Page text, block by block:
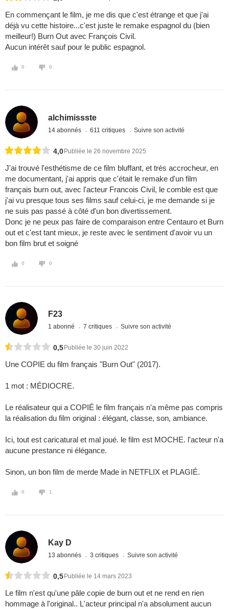
En commençant le film, je me dis que c'est étrange et que j'ai
déjà vu cette histoire...c'est juste le remake espagnol du (bien
meilleur!) Burn Out avec François Civil.
Aucun intérêt sauf pour le public espagnol.
0 0
alchimissste
14 abonnés 611 critiques Suivre son activité
4,0 Publiée le 26 novembre 2025
J'ai trouvé l'esthétisme de ce film bluffant, et très accrocheur, en
me documentant, j'ai appris que c'était le remake d'un film
français burn out, avec l'acteur Francois Civil, le comble est que
j'ai vu presque tous ses films sauf celui-ci, je me demande si je
ne suis pas passé à côté d'un bon divertissement.
Donc je ne peux pas faire de comparaison entre Centauro et Burn
out et c'est tant mieux, je reste avec le sentiment d'avoir vu un
bon film brut et soigné
0 0
F23
1 abonné 7 critiques Suivre son activité
0,5 Publiée le 30 juin 2022
Une COPIE du film français "Burn Out" (2017).
1 mot : MÉDIOCRE.
Le réalisateur qui a COPIÉ le film français n'a même pas compris
la réalisation du film original : élégant, classe, son, ambiance.
Ici, tout est caricatural et mal joué. le film est MOCHE. l'acteur n'a
aucune prestance ni élégance.
Sinon, un bon film de merde Made in NETFLIX et PLAGIÉ.
0 1
Kay D
13 abonnés 3 critiques Suivre son activité
0,5 Publiée le 14 mars 2023
Le film n'est qu'une pâle copie de burn out et ne rend en rien
hommage à l'original.. L'acteur principal n'a absolument aucun